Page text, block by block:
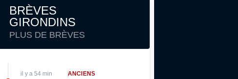
BRÈVES
GIRONDINS
PLUS DE BRÈVES
il y a 54 min ANCIENS